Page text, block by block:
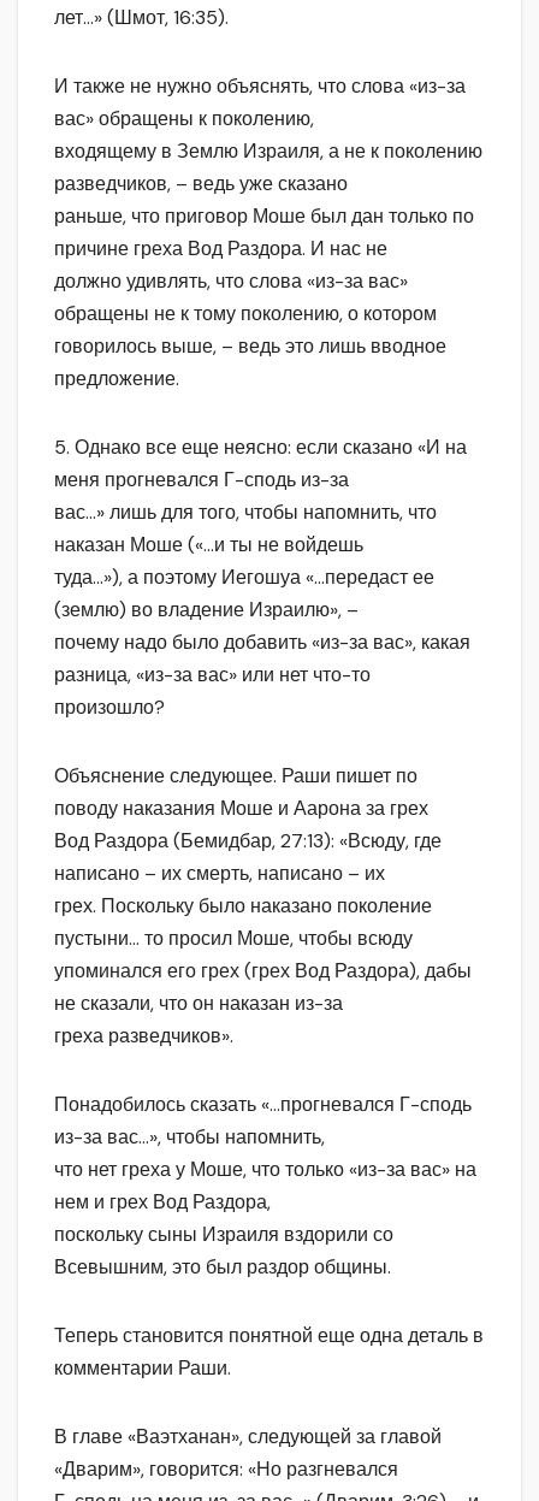
лет…» (Шмот, 16:35).
И также не нужно объяснять, что слова «из-за
вас» обращены к поколению,
входящему в Землю Израиля, а не к поколению
разведчиков, – ведь уже сказано
раньше, что приговор Моше был дан только по
причине греха Вод Раздора. И нас не
должно удивлять, что слова «из-за вас»
обращены не к тому поколению, о котором
говорилось выше, – ведь это лишь вводное
предложение.
5. Однако все еще неясно: если сказано «И на
меня прогневался Г-сподь из-за
вас…» лишь для того, чтобы напомнить, что
наказан Моше («…и ты не войдешь
туда…»), а поэтому Иегошуа «…передаст ее
(землю) во владение Израилю», –
почему надо было добавить «из-за вас», какая
разница, «из-за вас» или нет что-то
произошло?
Объяснение следующее. Раши пишет по
поводу наказания Моше и Аарона за грех
Вод Раздора (Бемидбар, 27:13): «Всюду, где
написано – их смерть, написано – их
грех. Поскольку было наказано поколение
пустыни… то просил Моше, чтобы всюду
упоминался его грех (грех Вод Раздора), дабы
не сказали, что он наказан из-за
греха разведчиков».
Понадобилось сказать «…прогневался Г-сподь
из-за вас…», чтобы напомнить,
что нет греха у Моше, что только «из-за вас» на
нем и грех Вод Раздора,
поскольку сыны Израиля вздорили со
Всевышним, это был раздор общины.
Теперь становится понятной еще одна деталь в
комментарии Раши.
В главе «Ваэтханан», следующей за главой
«Дварим», говорится: «Но разгневался